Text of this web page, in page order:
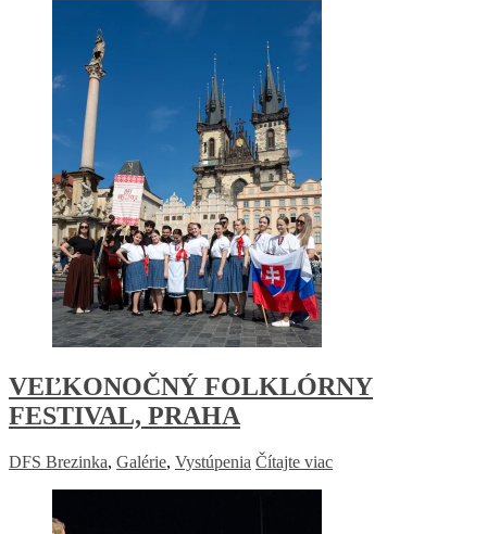
VEĽKONOČNÝ FOLKLÓRNY
FESTIVAL, PRAHA
DFS Brezinka, Galérie, Vystúpenia Čítajte viac